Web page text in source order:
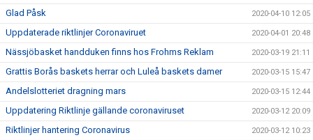
Glad Påsk 2020-04-10 12:05
Uppdaterade riktlinjer Coronaviruet 2020-04-01 20:48
Nässjöbasket handduken finns hos Frohms Reklam 2020-03-19 21:11
Grattis Borås baskets herrar och Luleå baskets damer 2020-03-15 15:47
Andelslotteriet dragning mars 2020-03-15 12:44
Uppdatering Riktlinje gällande coronaviruset 2020-03-12 20:09
Riktlinjer hantering Coronavirus 2020-03-12 10:23